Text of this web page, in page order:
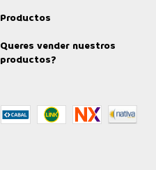
Productos
Queres vender nuestros
productos?